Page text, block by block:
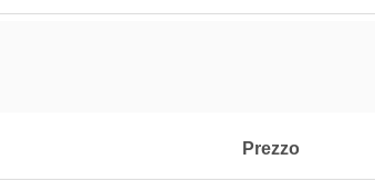
Prezzo